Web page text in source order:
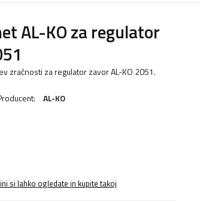
AL-KO za regulator
zračnosti za regulator zavor AL-KO 2051.
AL-KO
si lahko ogledate in kupite takoj